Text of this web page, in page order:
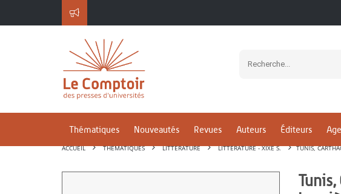
Thématiques Nouveautés Revues Auteurs Éditeurs
ACCUEIL THÉMATIQUES LITTÉRATURE LITTÉRATURE - XIXE S. TUNIS,